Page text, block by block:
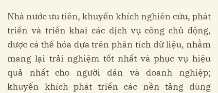
Nhà nước ưu tiên, khuyến khích nghiên cứu, phát
triển và triển khai các dịch vụ công chủ động,
được cá thể hóa dựa trên phân tích dữ liệu, nhằm
mang lại trải nghiệm tốt nhất và phục vụ hiệu
quả nhất cho người dân và doanh nghiệp;
khuyến khích phát triển các nền tảng dùng